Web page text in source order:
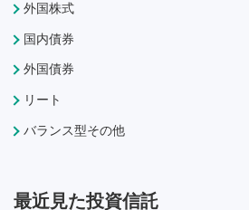
外国株式
国内債券
外国債券
リート
バランス型その他
最近見た投資信託